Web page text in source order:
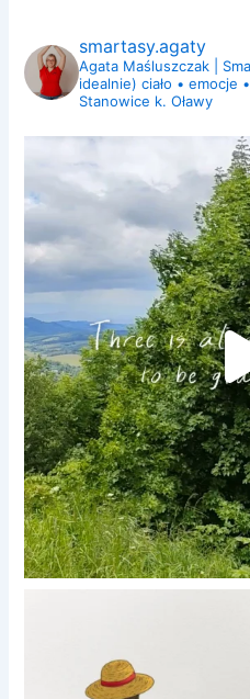
smartasy.agaty
Agata Maśluszczak |
idealnie) ciało • emocje
Stanowice k. Oławy